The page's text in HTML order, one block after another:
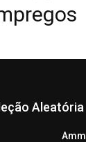
Aleatória